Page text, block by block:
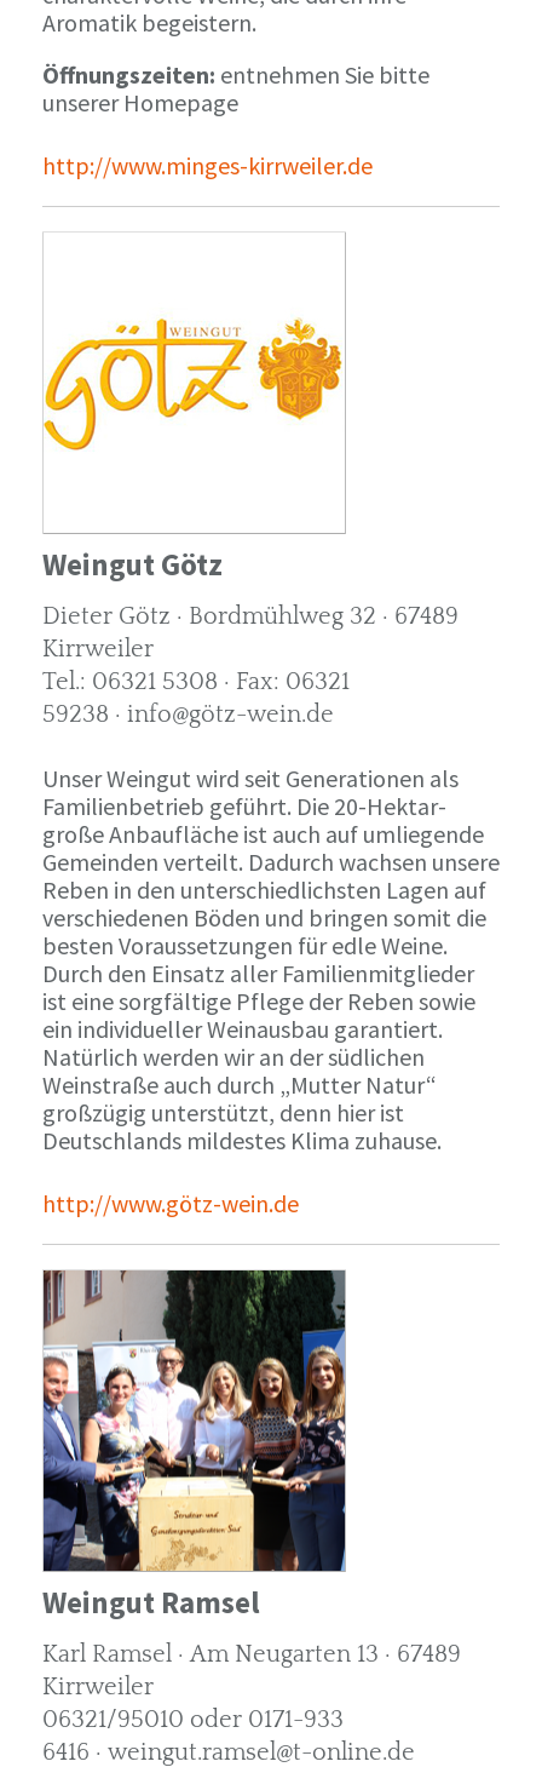
Aromatik begeistern.
Öffnungszeiten: entnehmen Sie bitte
unserer Homepage
http://www.minges-kirrweiler.de
Weingut Götz
Dieter Götz · Bordmühlweg 32 · 67489
Kirrweiler
Tel.: 06321 5308 · Fax: 06321
59238 · info@götz-wein.de
Unser Weingut wird seit Generationen als
Familienbetrieb geführt. Die 20-Hektar-
große Anbaufläche ist auch auf umliegende
Gemeinden verteilt. Dadurch wachsen unsere
Reben in den unterschiedlichsten Lagen auf
verschiedenen Böden und bringen somit die
besten Voraussetzungen für edle Weine.
Durch den Einsatz aller Familienmitglieder
ist eine sorgfältige Pflege der Reben sowie
ein individueller Weinausbau garantiert.
Natürlich werden wir an der südlichen
Weinstraße auch durch „Mutter Natur“
großzügig unterstützt, denn hier ist
Deutschlands mildestes Klima zuhause.
http://www.götz-wein.de
Weingut Ramsel
Karl Ramsel · Am Neugarten 13 · 67489
Kirrweiler
06321/95010 oder 0171-933
6416 · weingut.ramsel@t-online.de